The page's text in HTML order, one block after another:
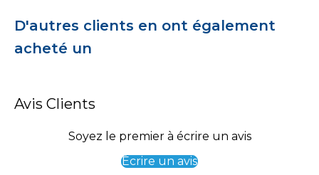
D'autres clients en ont également
acheté un
Avis Clients
Soyez le premier à écrire un avis
Écrire un avis